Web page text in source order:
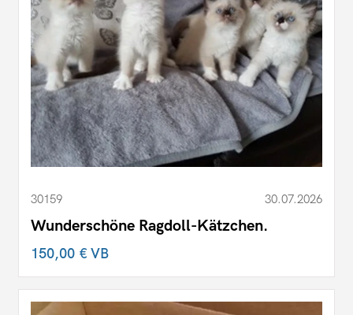
30159 30.07.2026
Wunderschöne Ragdoll-Kätzchen.
150,00 €VB